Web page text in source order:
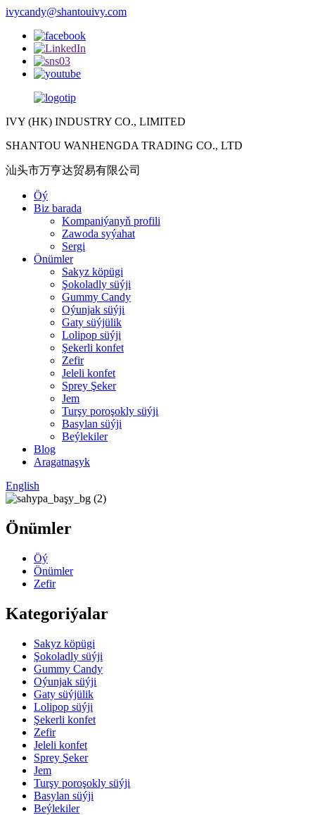
ivycandy@shantouivy.com
IVY (HK) INDUSTRY CO., LIMITED
SHANTOU WANHENGDA TRADING CO., LTD
汕头市万亨达贸易有限公司
Öý
Biz barada
Kompaniýanyň profili
Zawoda syýahat
Sergi
Önümler
Sakyz köpügi
Şokoladly süýji
Gummy Candy
Oýunjak süýji
Gaty süýjülik
Lolipop süýji
Şekerli konfet
Zefir
Jeleli konfet
Sprey Şeker
Jem
Turşy poroşokly süýji
Basylan süýji
Beýlekiler
Blog
Aragatnaşyk
English
Önümler
Öý
Önümler
Zefir
Kategoriýalar
Sakyz köpügi
Şokoladly süýji
Gummy Candy
Oýunjak süýji
Gaty süýjülik
Lolipop süýji
Şekerli konfet
Zefir
Jeleli konfet
Sprey Şeker
Jem
Turşy poroşokly süýji
Basylan süýji
Beýlekiler